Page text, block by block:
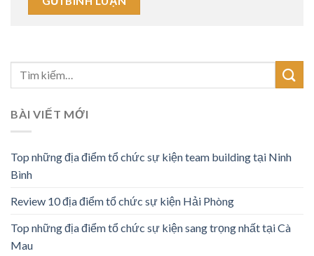
BÀI VIẾT MỚI
Top những địa điểm tổ chức sự kiện team building tại Ninh
Bình
Review 10 địa điểm tổ chức sự kiện Hải Phòng
Top những địa điểm tổ chức sự kiện sang trọng nhất tại Cà
Mau